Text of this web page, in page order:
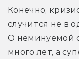
Конечно,
случится не в
О неминуемой
много лет, а